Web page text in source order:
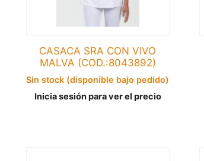
CASACA SRA CON VIVO
MALVA (COD.:8043892)
Sin stock (disponible bajo pedido)
Inicia sesión para ver el precio